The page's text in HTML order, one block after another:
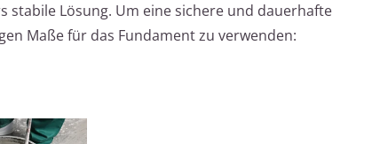
stabile Lösung. Um eine sichere und dauerhafte
Maße für das Fundament zu verwenden: